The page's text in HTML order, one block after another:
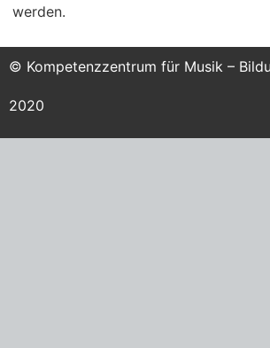
werden.
© Kompetenzzentrum für Musik –
2020